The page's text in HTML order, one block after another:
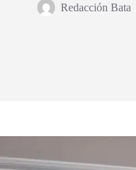
Redacción Bata